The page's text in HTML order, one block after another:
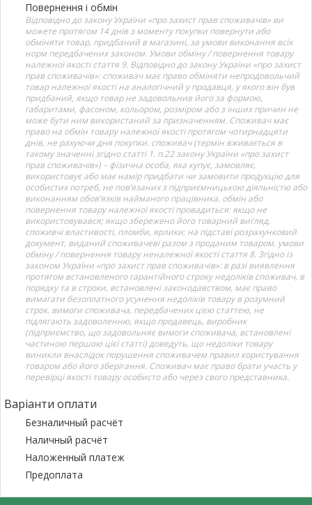
Повернення і обмін
Відповідно до закону України «про захист прав споживачів» ви
можете протягом 14 днів з моменту покупки повернути або
обміняти товар, придбаний в магазині, за умови виконання всіх
норм передбачених законом. Умови обміну / повернення товару
належної якості стаття 9. Відповідно до закону України «про захист
прав споживачів»: споживач має право обміняти непродовольчий
товар належної якості на аналогічний у продавця, у якого він був
придбаний, якщо товар не задовольнив його за формою,
габаритами, фасоном, кольором, розміром або з інших причин не
може бути ним використаний за призначенням. Споживач має
право на обмін товару належної якості протягом чотирнадцяти
днів, не рахуючи дня покупки. споживач (термін вживається в
такому значенні згідно статті 1. п.22 закону України «про захист
прав споживачів») – фізична особа, яка купує, замовляє,
використовує або має намір придбати чи замовити продукцію для
особистих потреб, не пов’язаних з підприємницькою діяльністю або
виконанням обов’язків найманого працівника. обмін або
повернення товару належної якості провадиться: якщо не
використовувався; якщо збережено його товарний вигляд,
споживчі властивості, пломби, ярлики; на підставі розрахунковий
документ, виданий споживачеві разом з проданим товаром. умови
обміну / повернення товару неналежної якості стаття 8. Згідно із
законом України «про захист прав споживачів»: в разі виявлення
протягом встановленого гарантійного строку недоліків споживач, в
порядку та в строки, встановлені законодавством, має право
вимагати безоплатного усунення недоліків товару в розумний
строк. вимоги споживача, передбачених цією статтею, не
підлягають задоволенню, якщо продавець, виробник
(підприємство, що задовольняє вимоги споживача, встановлені
частиною першою цієї статті) доведуть, що недоліки товару
виникли внаслідок порушення споживачем правил користування
товаром або його зберігання. Споживач має право брати участь у
перевірці якості товару особисто або через свого представника.
Варіанти оплати
Безналичный расчёт
Наличный расчёт
Наложенный платеж
Предоплата